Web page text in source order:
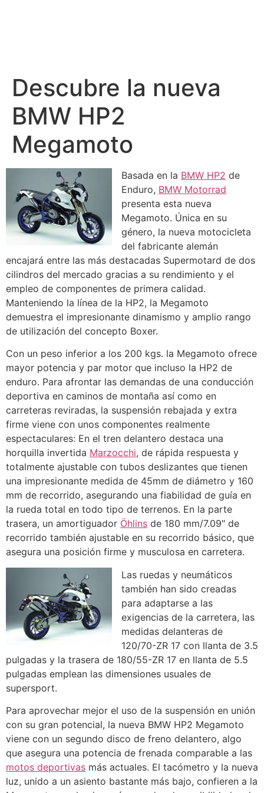
Descubre la nueva
BMW HP2
Megamoto
Basada en la BMW HP2 de
Enduro, BMW Motorrad
presenta esta nueva
Megamoto. Única en su
género, la nueva motocicleta
del fabricante alemán
encajará entre las más destacadas Supermotard de dos
cilindros del mercado gracias a su rendimiento y el
empleo de componentes de primera calidad.
Manteniendo la línea de la HP2, la Megamoto
demuestra el impresionante dinamismo y amplio rango
de utilización del concepto Boxer.
Con un peso inferior a los 200 kgs. la Megamoto ofrece
mayor potencia y par motor que incluso la HP2 de
enduro. Para afrontar las demandas de una conducción
deportiva en caminos de montaña así como en
carreteras reviradas, la suspensión rebajada y extra
firme viene con unos componentes realmente
espectaculares: En el tren delantero destaca una
horquilla invertida Marzocchi, de rápida respuesta y
totalmente ajustable con tubos deslizantes que tienen
una impresionante medida de 45mm de diámetro y 160
mm de recorrido, asegurando una fiabilidad de guía en
la rueda total en todo tipo de terrenos. En la parte
trasera, un amortiguador Öhlins de 180 mm/7.09″ de
recorrido también ajustable en su recorrido básico, que
asegura una posición firme y musculosa en carretera.
Las ruedas y neumáticos
también han sido creadas
para adaptarse a las
exigencias de la carretera, las
medidas delanteras de
120/70-ZR 17 con llanta de 3.5
pulgadas y la trasera de 180/55-ZR 17 en llanta de 5.5
pulgadas emplean las dimensiones usuales de
supersport.
Para aprovechar mejor el uso de la suspensión en unión
con su gran potencial, la nueva BMW HP2 Megamoto
viene con un segundo disco de freno delantero, algo
que asegura una potencia de frenada comparable a las
motos deportivas más actuales. El tacómetro y la nueva
luz, unido a un asiento bastante más bajo, confieren a la